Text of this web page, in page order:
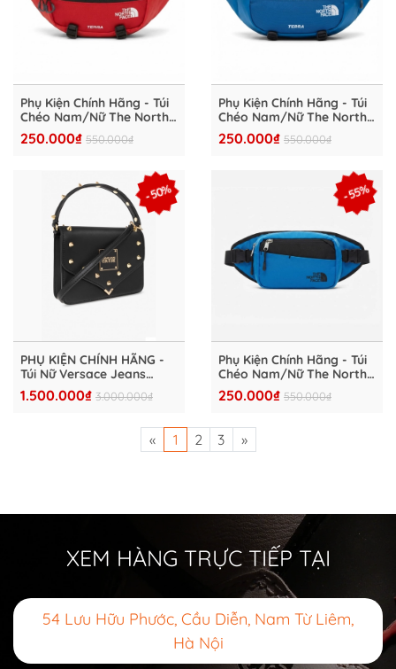
Phụ Kiện Chính Hãng - Túi
Chéo Nam/Nữ The North
Face Logo Cross Bag Blue
- NN2PP5322
250.000₫ 550.000₫
Phụ Kiện Chính Hãng - Túi
Chéo Nam/Nữ The North
Face Logo Cross Bag Blue
- NN2PP5321
250.000₫ 550.000₫
- 50%
PHỤ KIỆN CHÍNH HÃNG -
Túi Nữ Versace Jeans
Couture BLACK Shoulder
Bag - 73VA4BE1-ZS412-
1.500.000₫ 3.000.000₫
- 55%
Phụ Kiện Chính Hãng - Túi
Chéo Nam/Nữ The North
Face Logo Cross Bag Blue
- NF0A2UCX-06
250.000₫ 550.000₫
« 1 2 3 »
XEM HÀNG TRỰC TIẾP TẠI
54 Lưu Hữu Phước, Cầu Diễn, Nam Từ Liêm,
Hà Nội